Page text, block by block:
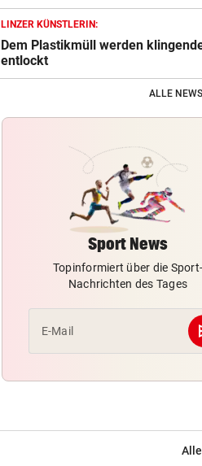
LINZER KÜNSTLERIN:
Dem Plastikmüll werden
entlockt
ALLE
Sport News
Topinformiert über die Sport-
Nachrichten des Tages
E-Mail